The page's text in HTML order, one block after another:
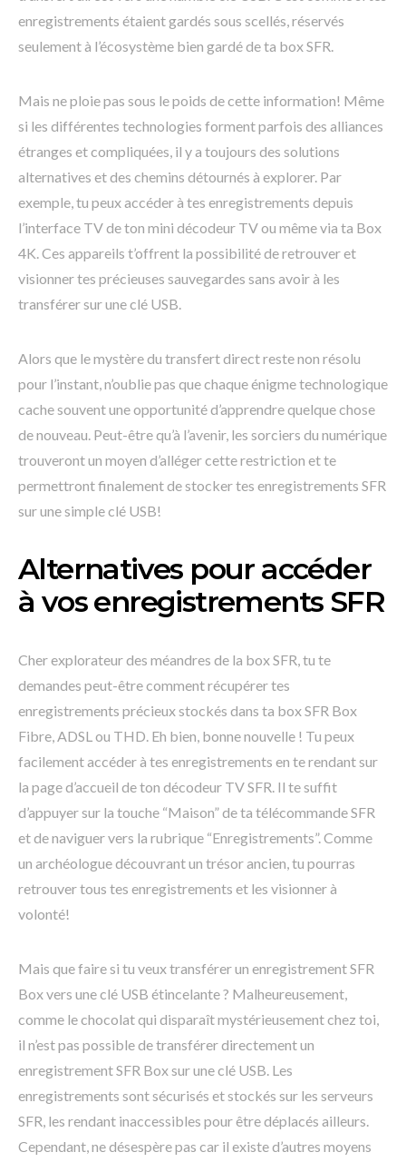
enregistrements étaient gardés sous scellés, réservés
seulement à l’écosystème bien gardé de ta box SFR.
Mais ne ploie pas sous le poids de cette information! Même
si les différentes technologies forment parfois des alliances
étranges et compliquées, il y a toujours des solutions
alternatives et des chemins détournés à explorer. Par
exemple, tu peux accéder à tes enregistrements depuis
l’interface TV de ton mini décodeur TV ou même via ta Box
4K. Ces appareils t’offrent la possibilité de retrouver et
visionner tes précieuses sauvegardes sans avoir à les
transférer sur une clé USB.
Alors que le mystère du transfert direct reste non résolu
pour l’instant, n’oublie pas que chaque énigme technologique
cache souvent une opportunité d’apprendre quelque chose
de nouveau. Peut-être qu’à l’avenir, les sorciers du numérique
trouveront un moyen d’alléger cette restriction et te
permettront finalement de stocker tes enregistrements SFR
sur une simple clé USB!
Alternatives pour accéder
à vos enregistrements SFR
Cher explorateur des méandres de la box SFR, tu te
demandes peut-être comment récupérer tes
enregistrements précieux stockés dans ta box SFR Box
Fibre, ADSL ou THD. Eh bien, bonne nouvelle ! Tu peux
facilement accéder à tes enregistrements en te rendant sur
la page d’accueil de ton décodeur TV SFR. Il te suffit
d’appuyer sur la touche “Maison” de ta télécommande SFR
et de naviguer vers la rubrique “Enregistrements”. Comme
un archéologue découvrant un trésor ancien, tu pourras
retrouver tous tes enregistrements et les visionner à
volonté!
Mais que faire si tu veux transférer un enregistrement SFR
Box vers une clé USB étincelante ? Malheureusement,
comme le chocolat qui disparaît mystérieusement chez toi,
il n’est pas possible de transférer directement un
enregistrement SFR Box sur une clé USB. Les
enregistrements sont sécurisés et stockés sur les serveurs
SFR, les rendant inaccessibles pour être déplacés ailleurs.
Cependant, ne désespère pas car il existe d’autres moyens